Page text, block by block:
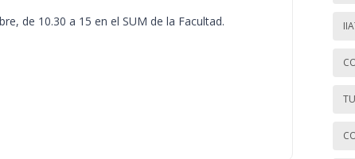
de 10.30 a 15 en el SUM de la Facultad.